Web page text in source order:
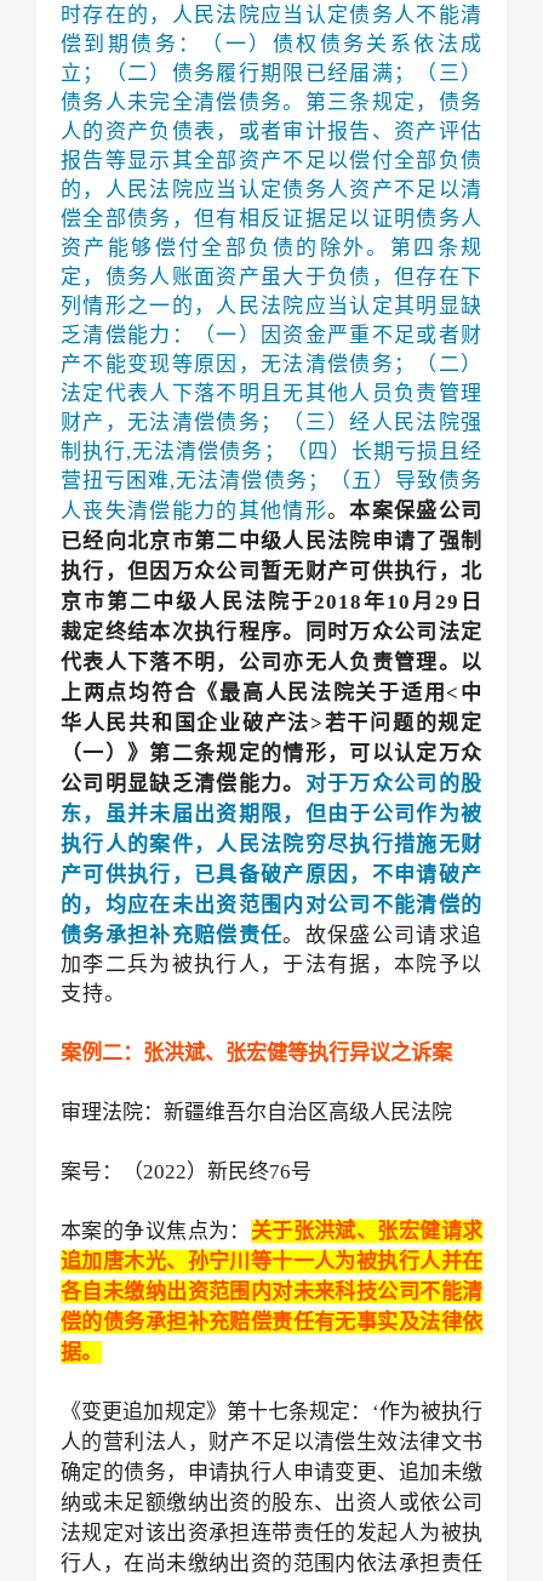
时存在的，人民法院应当认定债务人不能清
偿到期债务：（一）债权债务关系依法成
立；（二）债务履行期限已经届满；（三）
债务人未完全清偿债务。第三条规定，债务
人的资产负债表，或者审计报告、资产评估
报告等显示其全部资产不足以偿付全部负债
的，人民法院应当认定债务人资产不足以清
偿全部债务，但有相反证据足以证明债务人
资产能够偿付全部负债的除外。第四条规
定，债务人账面资产虽大于负债，但存在下
列情形之一的，人民法院应当认定其明显缺
乏清偿能力：（一）因资金严重不足或者财
产不能变现等原因，无法清偿债务；（二）
法定代表人下落不明且无其他人员负责管理
财产，无法清偿债务；（三）经人民法院强
制执行,无法清偿债务；（四）长期亏损且经
营扭亏困难,无法清偿债务；（五）导致债务
人丧失清偿能力的其他情形。本案保盛公司
已经向北京市第二中级人民法院申请了强制
执行，但因万众公司暂无财产可供执行，北
京市第二中级人民法院于2018年10月29日
裁定终结本次执行程序。同时万众公司法定
代表人下落不明，公司亦无人负责管理。以
上两点均符合《最高人民法院关于适用<中
华人民共和国企业破产法>若干问题的规定
（一）》第二条规定的情形，可以认定万众
公司明显缺乏清偿能力。 对于万众公司的股
东，虽并未届出资期限，但由于公司作为被
执行人的案件，人民法院穷尽执行措施无财
产可供执行，已具备破产原因，不申请破产
的，均应在未出资范围内对公司不能清偿的
债务承担补充赔偿责任。故保盛公司请求追
加李二兵为被执行人，于法有据，本院予以
支持。
案例二：张洪斌、张宏健等执行异议之诉案
审理法院：新疆维吾尔自治区高级人民法院
案号：（2022）新民终76号
本案的争议焦点为： 关于张洪斌、张宏健请求
追加唐木光、孙宁川等十一人为被执行人并在
各自未缴纳出资范围内对未来科技公司不能清
偿的债务承担补充赔偿责任有无事实及法律依
据。
《变更追加规定》第十七条规定：‘作为被执行
人的营利法人，财产不足以清偿生效法律文书
确定的债务，申请执行人申请变更、追加未缴
纳或未足额缴纳出资的股东、出资人或依公司
法规定对该出资承担连带责任的发起人为被执
行人，在尚未缴纳出资的范围内依法承担责任